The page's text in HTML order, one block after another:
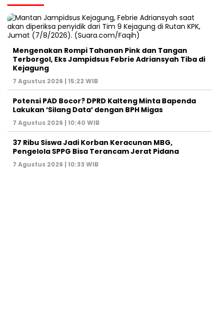
Mengenakan Rompi Tahanan Pink dan Tangan
Terborgol, Eks Jampidsus Febrie Adriansyah Tiba di
Kejagung
7 Agustus 2026 | 15:22 WIB
Potensi PAD Bocor? DPRD Kalteng Minta Bapenda
Lakukan ‘Silang Data’ dengan BPH Migas
7 Agustus 2026 | 10:40 WIB
37 Ribu Siswa Jadi Korban Keracunan MBG,
Pengelola SPPG Bisa Terancam Jerat Pidana
7 Agustus 2026 | 10:33 WIB